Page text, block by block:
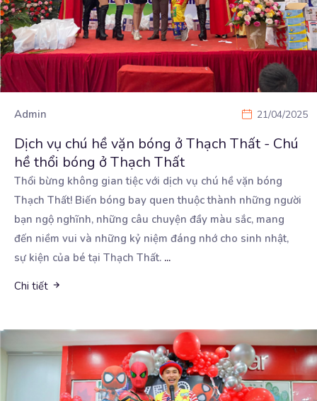
Admin 21/04/2025
Dịch vụ chú hề vặn bóng ở Thạch Thất - Chú
hề thổi bóng ở Thạch Thất
Thổi bừng không gian tiệc với dịch vụ chú hề vặn bóng
Thạch Thất! Biến bóng bay quen thuộc thành những người
bạn ngộ nghĩnh, những câu chuyện đầy màu sắc, mang
đến niềm vui và những kỷ niệm đáng nhớ cho sinh nhật,
sự kiện của bé tại Thạch Thất. ...
Chi tiết